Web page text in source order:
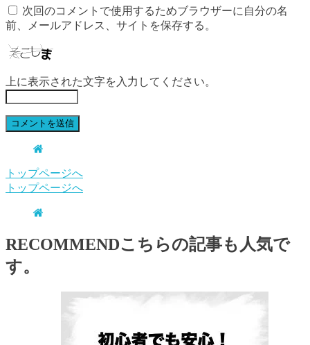
次回のコメントで使用するためブラウザーに自分の名
前、メールアドレス、サイトを保存する。
上に表示された文字を入力してください。
トップページへ
トップページへ
RECOMMENDこちらの記事も人気で
す。